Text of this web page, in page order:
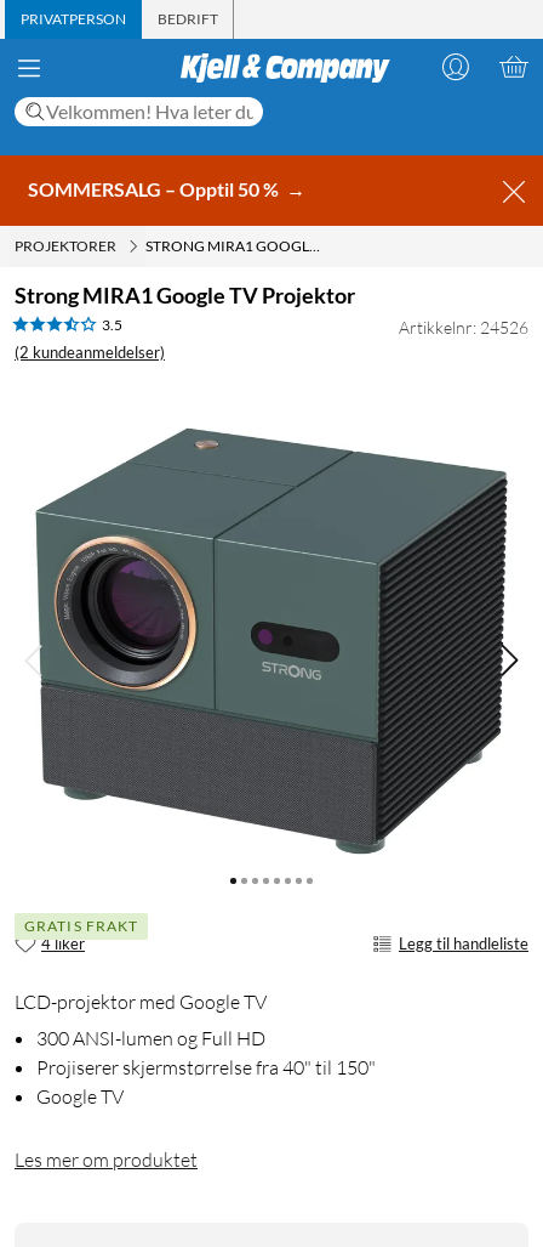
PRIVATPERSON BEDRIFT
SOMMERSALG – Opptil 50 % →
PROJEKTORER STRONG MIRA1 GOOGLE TV PROJEKTOR
Strong MIRA1 Google TV Projektor
3.5
(2 kundeanmeldelser)
Artikkelnr: 24526
GRATIS FRAKT
4 liker Legg til handleliste
LCD-projektor med Google TV
300 ANSI-lumen og Full HD
Projiserer skjermstørrelse fra 40" til 150"
Google TV
Les mer om produktet